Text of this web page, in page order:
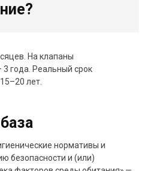
На клапаны
3 года. Реальный срок
лет.
нормативы и
безопасности и (или)